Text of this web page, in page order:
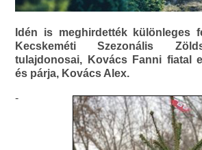
Idén is meghirdették különleges
Kecskeméti Szezonális
tulajdonosai, Kovács Fanni fiatal
és párja, Kovács Alex.
-